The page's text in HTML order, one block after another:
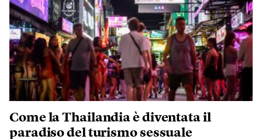
Come la Thailandia è diventata il
paradiso del turismo sessuale